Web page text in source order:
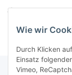
Wie wir
Durch Klicken
Einsatz
Vimeo,